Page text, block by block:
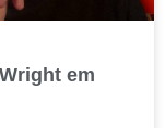
em